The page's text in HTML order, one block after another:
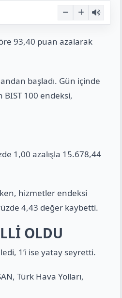
93,40 puan azalarak
başladı. Gün içinde
100 endeksi,
1,00 azalışla 15.678,44
hizmetler endeksi
4,43 değer kaybetti.
OLDU
1’i ise yatay seyretti.
Türk Hava Yolları,